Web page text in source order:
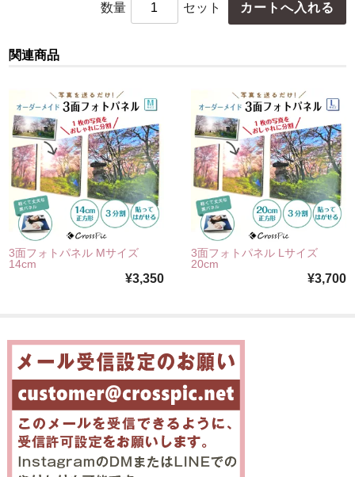
数量 セット
関連商品
3面フォトパネル Mサイズ
14cm
¥3,350
3面フォトパネル Lサイズ
20cm
¥3,700